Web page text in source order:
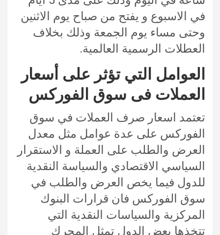
في الاسبوع و يفتح من صباح يوم الاثنين
وحتى مساء يوم الجمعة وذلك بخلاف
العطلات الرسمية العالمية.
العوامل التي تؤثر على أسعار
العملات فى سوق الفوركس
تعتمد اسعار صرف العملات في سوق
الفوركس على عدة عوامل مثل معدل
العرض والطلب على العملة و الاستقرار
السياسي الاقتصادي والسياسة النقدية
للدول فيما يخص العرض والطلب في
سوق الفوركس فان قرارات البنوك
المركزية والسياسات النقدية التي
تتخذها بعض الدول تمثل المحرك